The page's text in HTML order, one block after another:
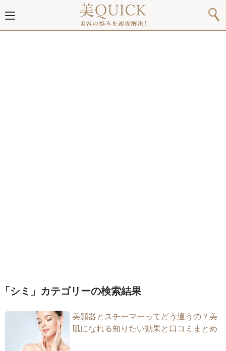
「シミ」カテゴリーの検索結果
美顔器とスチーマーってどう違うの？美
肌になれる知りたい効果と口コミまとめ